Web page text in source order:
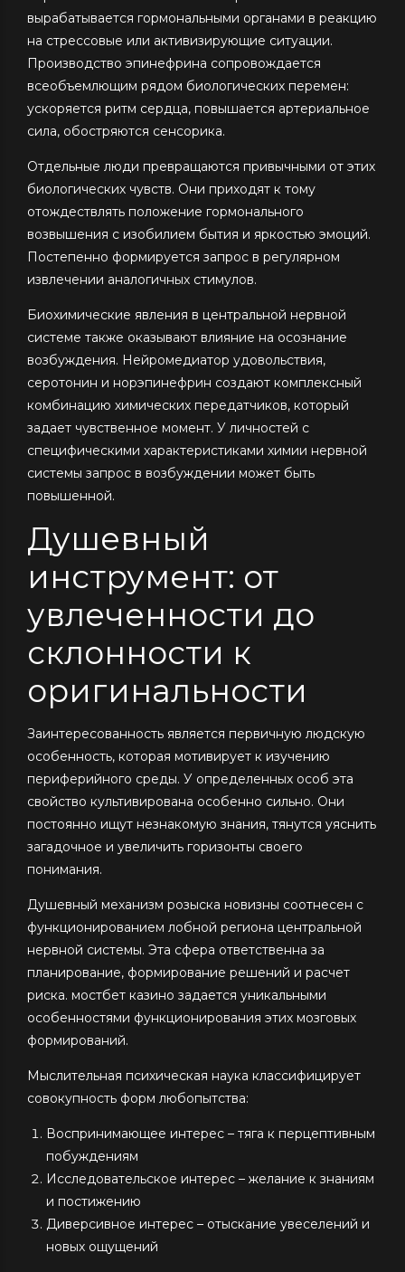
вырабатывается гормональными органами в реакцию
на стрессовые или активизирующие ситуации.
Производство эпинефрина сопровождается
всеобъемлющим рядом биологических перемен:
ускоряется ритм сердца, повышается артериальное
сила, обостряются сенсорика.
Отдельные люди превращаются привычными от этих
биологических чувств. Они приходят к тому
отождествлять положение гормонального
возвышения с изобилием бытия и яркостью эмоций.
Постепенно формируется запрос в регулярном
извлечении аналогичных стимулов.
Биохимические явления в центральной нервной
системе также оказывают влияние на осознание
возбуждения. Нейромедиатор удовольствия,
серотонин и норэпинефрин создают комплексный
комбинацию химических передатчиков, который
задает чувственное момент. У личностей с
специфическими характеристиками химии нервной
системы запрос в возбуждении может быть
повышенной.
Душевный
инструмент: от
увлеченности до
склонности к
оригинальности
Заинтересованность является первичную людскую
особенность, которая мотивирует к изучению
периферийного среды. У определенных особ эта
свойство культивирована особенно сильно. Они
постоянно ищут незнакомую знания, тянутся уяснить
загадочное и увеличить горизонты своего
понимания.
Душевный механизм розыска новизны соотнесен с
функционированием лобной региона центральной
нервной системы. Эта сфера ответственна за
планирование, формирование решений и расчет
риска. мостбет казино задается уникальными
особенностями функционирования этих мозговых
формирований.
Мыслительная психическая наука классифицирует
совокупность форм любопытства:
Воспринимающее интерес – тяга к перцептивным
побуждениям
Исследовательское интерес – желание к знаниям
и постижению
Диверсивное интерес – отыскание увеселений и
новых ощущений